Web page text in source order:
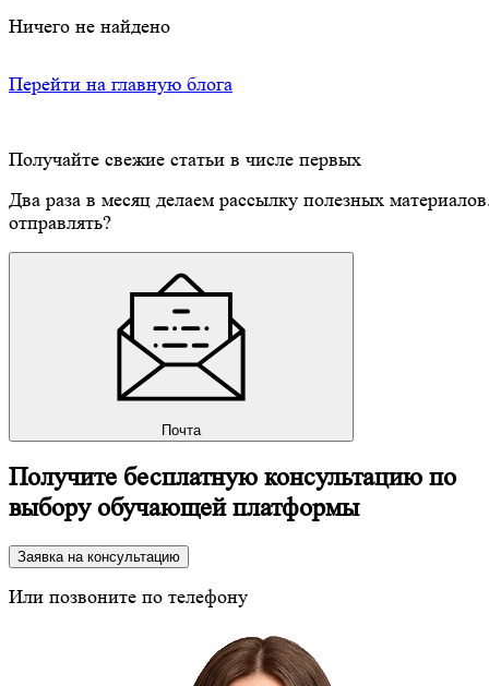
Ничего не найдено
Перейти на главную блога
Получайте свежие статьи в числе первых
Два раза в месяц делаем рассылку полезных
отправлять?
Почта
Получите бесплатную консультацию по
выбору обучающей платформы
Заявка на консультацию
Или позвоните по телефону